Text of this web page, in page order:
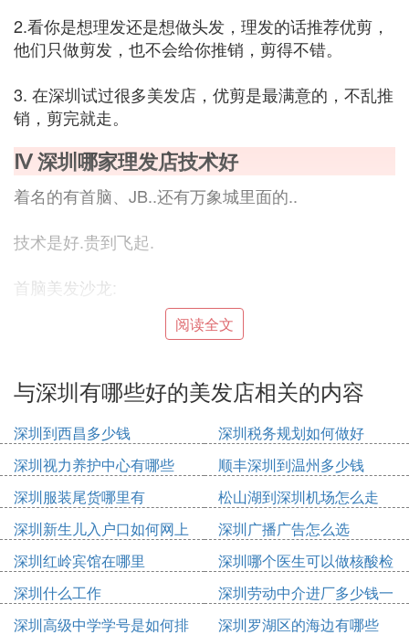
2.看你是想理发还是想做头发，理发的话推荐优剪，
他们只做剪发，也不会给你推销，剪得不错。
3. 在深圳试过很多美发店，优剪是最满意的，不乱推
销，剪完就走。
Ⅳ 深圳哪家理发店技术好
着名的有首脑、JB..还有万象城里面的..
技术是好.贵到飞起.
首脑美发沙龙:
红荔沙龙 福田区红荔西路莲花大厦1楼 0755-832344
莲花北沙龙 福田区莲花北村吉莲大厦2栋1楼 0755-8
3088918
蔚蓝海岸沙龙 南山区蔚蓝海岸三期29栋1楼 0755-26
485056
华强北沙龙 福田区华强北振中路华尔街广场 0755-83
227688
前海沙龙 南山区学府路绿海名都商厦1楼 0755-8606
5317
阅读全文
与深圳有哪些好的美发店相关的内容
深圳到西昌多少钱
深圳税务规划如何做好
深圳视力养护中心有哪些
顺丰深圳到温州多少钱
深圳服装尾货哪里有
松山湖到深圳机场怎么走
深圳新生儿入户口如何网上
申请
深圳广播广告怎么选
深圳红岭宾馆在哪里
深圳哪个医生可以做核酸检
测
深圳什么工作
深圳劳动中介进厂多少钱一
个月
深圳高级中学学号是如何排 深圳罗湖区的海边有哪些